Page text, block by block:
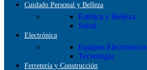
Cuidado Personal y Belleza
Estética y Belleza
Salud
Electrónica
Equipos Electronicos
Tecnologia
Ferretería y Construcción